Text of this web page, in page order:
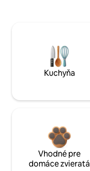
Kuchyňa
Vhodné pre
domáce zvieratá